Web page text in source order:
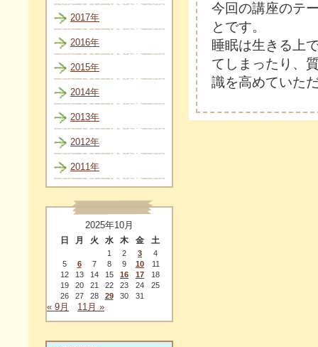
今回の講座のテ
とです。
睡眠は生きる上
てしまったり、
識を高めていた
2017年
2016年
2015年
2014年
2013年
2012年
2011年
2025年10月
日 月 火 水 木 金 土
1 2 3
4
5
6 7 8 9 10
11
12
13 14 15 16 17
18
19
20 21 22 23 24
25
26
27 28 29 30 31
« 9月 11月 »